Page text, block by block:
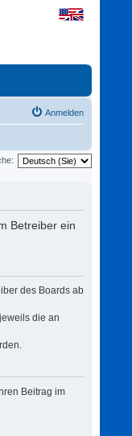
Anmelden
Betreiber ein
des Boards ab
die an
Beitrag im